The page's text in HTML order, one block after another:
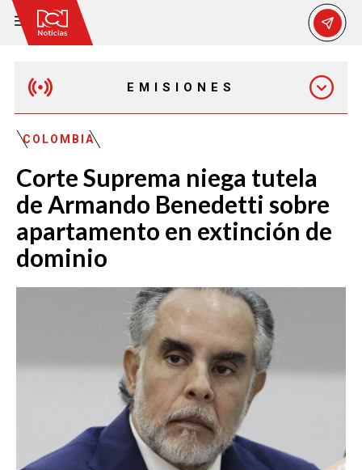
EMISIONES
EMISIÓN 12:30 PM
EMISIÓN 7:00 PM
EMISIÓN 11:30 PM
COLOMBIA
Corte Suprema niega tutela
de Armando Benedetti sobre
apartamento en extinción de
dominio